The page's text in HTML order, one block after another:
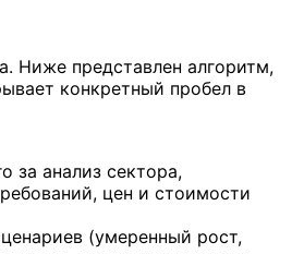
Ниже представлен алгоритм,
конкретный пробел в
за анализ сектора,
цен и стоимости
(умеренный рост,